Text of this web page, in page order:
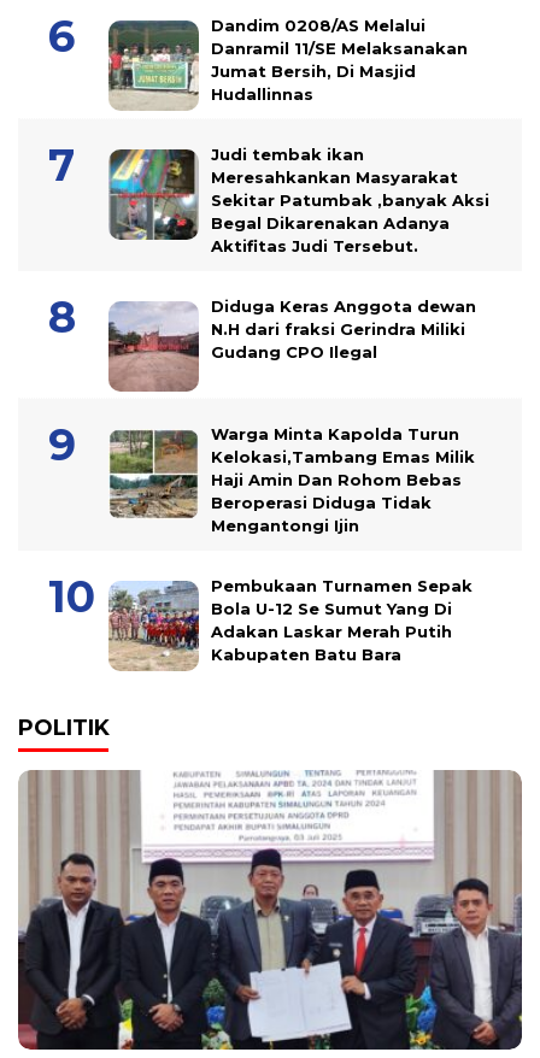
Dandim 0208/AS Melalui
Danramil 11/SE Melaksanakan
Jumat Bersih, Di Masjid
Hudallinnas
Judi tembak ikan
Meresahkankan Masyarakat
Sekitar Patumbak ,banyak Aksi
Begal Dikarenakan Adanya
Aktifitas Judi Tersebut.
Diduga Keras Anggota dewan
N.H dari fraksi Gerindra Miliki
Gudang CPO Ilegal
Warga Minta Kapolda Turun
Kelokasi,Tambang Emas Milik
Haji Amin Dan Rohom Bebas
Beroperasi Diduga Tidak
Mengantongi Ijin
Pembukaan Turnamen Sepak
Bola U-12 Se Sumut Yang Di
Adakan Laskar Merah Putih
Kabupaten Batu Bara
POLITIK